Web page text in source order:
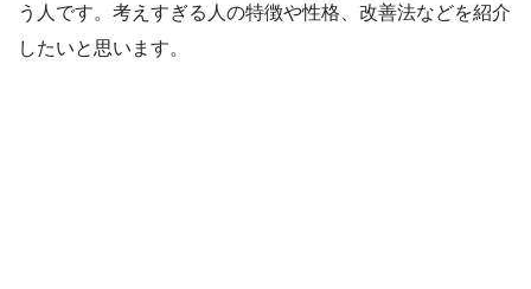
う人です。考えすぎる人の特徴や性格、改善法などを紹介
したいと思います。